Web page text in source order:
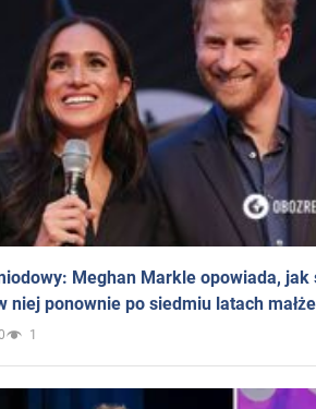
Meghan Markle opowiada, jak
niej ponownie po siedmiu latach
1